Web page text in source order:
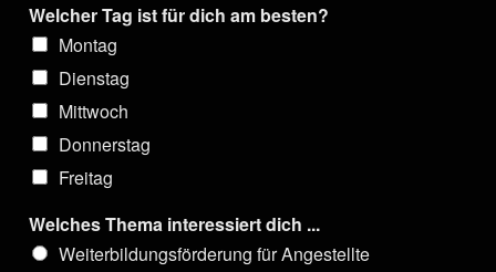
Welcher Tag ist für dich am besten?
Montag
Dienstag
Mittwoch
Donnerstag
Freitag
Welches Thema interessiert dich ...
Weiterbildungsförderung für Angestellte